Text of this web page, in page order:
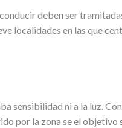
deben ser
localidades en las que
sensibilidad ni a la luz.
por la zona se el objetivo